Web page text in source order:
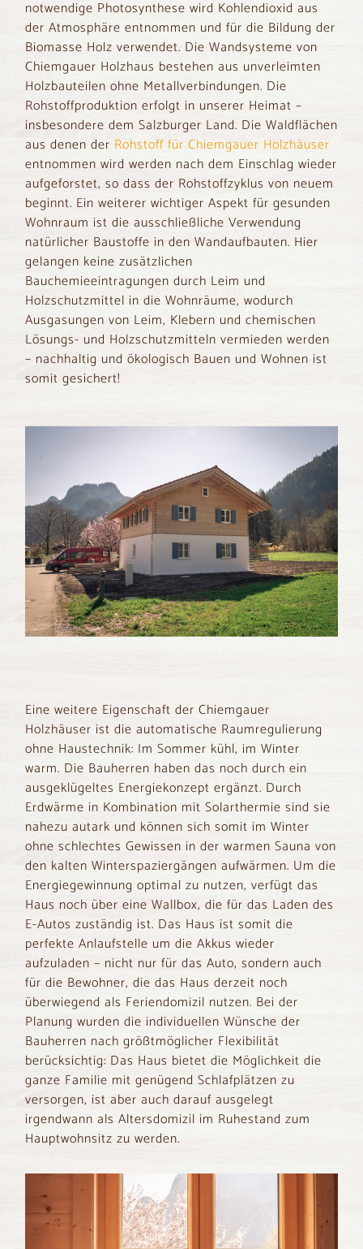
notwendige Photosynthese wird Kohlendioxid aus
der Atmosphäre entnommen und für die Bildung der
Biomasse Holz verwendet. Die Wandsysteme von
Chiemgauer Holzhaus bestehen aus unverleimten
Holzbauteilen ohne Metallverbindungen. Die
Rohstoffproduktion erfolgt in unserer Heimat –
insbesondere dem Salzburger Land. Die Waldflächen
aus denen der Rohstoff für Chiemgauer Holzhäuser
entnommen wird werden nach dem Einschlag wieder
aufgeforstet, so dass der Rohstoffzyklus von neuem
beginnt. Ein weiterer wichtiger Aspekt für gesunden
Wohnraum ist die ausschließliche Verwendung
natürlicher Baustoffe in den Wandaufbauten. Hier
gelangen keine zusätzlichen
Bauchemieeintragungen durch Leim und
Holzschutzmittel in die Wohnräume, wodurch
Ausgasungen von Leim, Klebern und chemischen
Lösungs- und Holzschutzmitteln vermieden werden
– nachhaltig und ökologisch Bauen und Wohnen ist
somit gesichert!
Eine weitere Eigenschaft der Chiemgauer
Holzhäuser ist die automatische Raumregulierung
ohne Haustechnik: Im Sommer kühl, im Winter
warm. Die Bauherren haben das noch durch ein
ausgeklügeltes Energiekonzept ergänzt. Durch
Erdwärme in Kombination mit Solarthermie sind sie
nahezu autark und können sich somit im Winter
ohne schlechtes Gewissen in der warmen Sauna von
den kalten Winterspaziergängen aufwärmen. Um die
Energiegewinnung optimal zu nutzen, verfügt das
Haus noch über eine Wallbox, die für das Laden des
E-Autos zuständig ist. Das Haus ist somit die
perfekte Anlaufstelle um die Akkus wieder
aufzuladen – nicht nur für das Auto, sondern auch
für die Bewohner, die das Haus derzeit noch
überwiegend als Feriendomizil nutzen. Bei der
Planung wurden die individuellen Wünsche der
Bauherren nach größtmöglicher Flexibilität
berücksichtig: Das Haus bietet die Möglichkeit die
ganze Familie mit genügend Schlafplätzen zu
versorgen, ist aber auch darauf ausgelegt
irgendwann als Altersdomizil im Ruhestand zum
Hauptwohnsitz zu werden.